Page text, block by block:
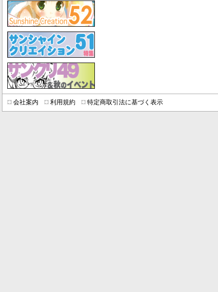
会社案内 利用規約 特定商取引法に基づく表示